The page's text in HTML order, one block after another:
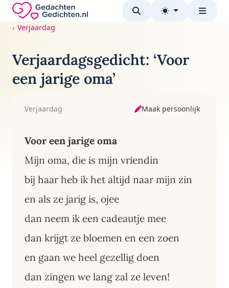
Direct naar de inhoud
Gedachten-Gedichten.nl — naar de homepage
Verjaardag
Verjaardagsgedicht: ‘Voor
een jarige oma’
Verjaardag Maak persoonlijk
Voor een jarige oma
Mijn oma, die is mijn vriendin
bij haar heb ik het altijd naar mijn zin
en als ze jarig is, ojee
dan neem ik een cadeautje mee
dan krijgt ze bloemen en een zoen
en gaan we heel gezellig doen
dan zingen we lang zal ze leven!